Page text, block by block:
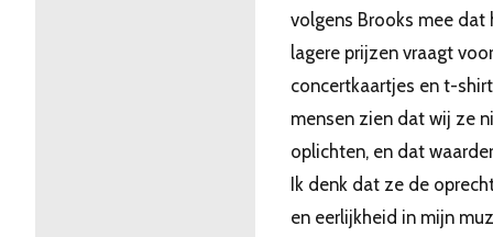
volgens Brooks mee dat
lagere prijzen vraagt voor
concertkaartjes en t-
mensen zien dat wij ze
oplichten, en dat
Ik denk dat ze de
en eerlijkheid in mijn